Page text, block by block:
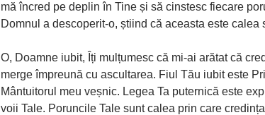
mă încred pe deplin în Tine și să cinstesc fiecare
Domnul a descoperit-o, știind că aceasta este calea
O, Doamne iubit, Îți mulțumesc că mi-ai arătat că
merge împreună cu ascultarea. Fiul Tău iubit este
Mântuitorul meu veșnic. Legea Ta puternică este
voii Tale. Poruncile Tale sunt calea prin care